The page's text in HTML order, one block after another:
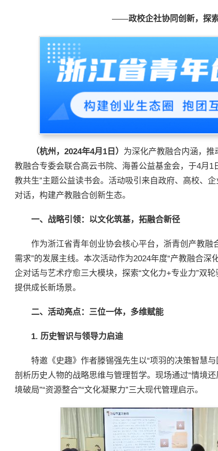
——政校企社协同创新，探
（杭州， 2024年4月 1 日） 为深化产教融合内涵，
教融合专委会联合高云书院、海善公益基金会，于4月1
教共生”主题公益读书会。活动吸引来自政府、高校、
对话，构建产教融合创新生态。
一、战略引领：以文化筑基，拓融合新径
作为浙江省青年创业协会核心平台，浙青创产教融
需求”的发展主线。本次活动作为2024年度“产教融合
企对话与艺术疗愈三大模块，探索“文化力+专业力”双
提供成长新场景。
二、活动亮点：三位一体，多维赋能
1. 历史智识与领导力启迪
特邀《史趣》作者滕锡强先生以“项羽的决策智慧
剖析历史人物的战略思维与管理哲学。现场通过“情境
境破局”“资源整合”“文化凝聚力”三大现代管理启示。